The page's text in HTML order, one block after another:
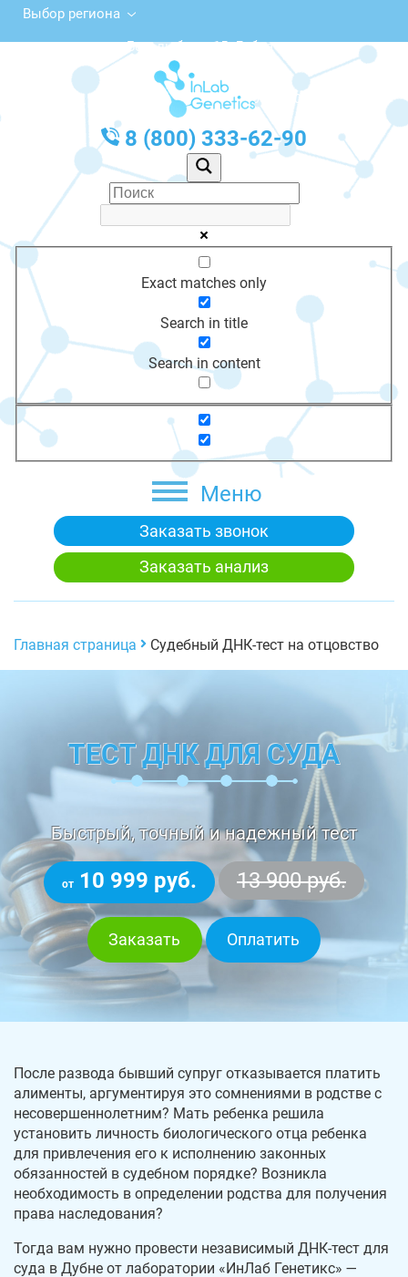
Выбор региона
просп. Боголюбова, 15, Дубна
с 10:00 до 20:00
График работы: Пн-Пт с 10:00 до 20:00
8 (800) 333-62-90
Exact matches only
Search in title
Search in content
Меню
Заказать звонок
Заказать анализ
Главная страница Судебный ДНК-тест на отцовство
ТЕСТ ДНК ДЛЯ СУДА
Быстрый, точный и надежный тест
от 10 999 руб. 13 900 руб.
Заказать Оплатить
После развода бывший супруг отказывается платить
алименты, аргументируя это сомнениями в родстве с
несовершеннолетним? Мать ребенка решила
установить личность биологического отца ребенка
для привлечения его к исполнению законных
обязанностей в судебном порядке? Возникла
необходимость в определении родства для получения
права наследования?
Тогда вам нужно провести независимый ДНК-тест для
суда в Дубне от лаборатории «ИнЛаб Генетикс» —